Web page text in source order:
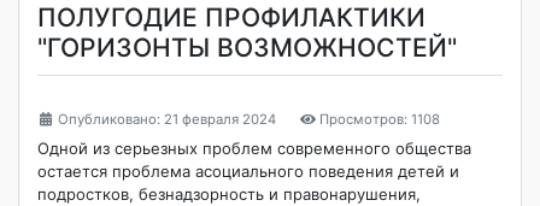
ПОЛУГОДИЕ ПРОФИЛАКТИКИ
"ГОРИЗОНТЫ ВОЗМОЖНОСТЕЙ"
Опубликовано: 21 февраля 2024 Просмотров: 1108
Одной из серьезных проблем современного общества
остается проблема асоциального поведения детей и
подростков, безнадзорность и правонарушения,